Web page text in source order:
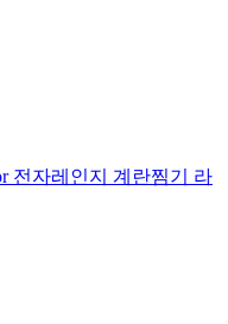
전자레인지 계란찜기 라